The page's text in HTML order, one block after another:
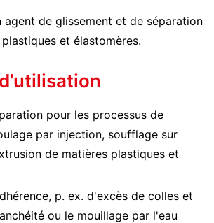
agent de glissement et de séparation
et élastomères.
pour les processus de
par injection, soufflage sur
de matières plastiques et
p. ex. d'excès de colles et
ou le mouillage par l'eau